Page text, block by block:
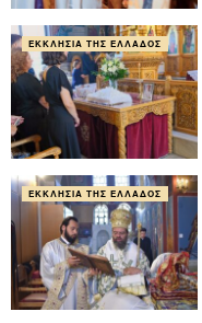
ΕΚΚΛΗΣΊΑ ΤΗΣ ΕΛΛΆΔΟΣ
ΕΚΚΛΗΣΊΑ ΤΗΣ ΕΛΛΆΔΟΣ